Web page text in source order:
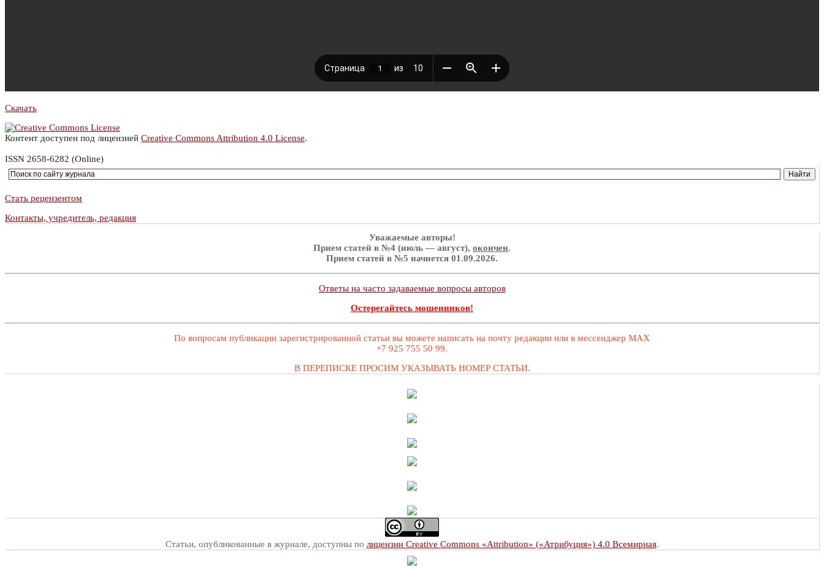
Скачать
Контент доступен под лицензией Creative Commons Attribution 4.0 License.
ISSN 2658-6282 (Online)
Стать рецензентом
Контакты, учредитель, редакция
Уважаемые авторы!
Прием статей в №4 (июль — август), окончен.
Прием статей в №5 начнется 01.09.2026.
Ответы на часто задаваемые вопросы авторов
Остерегайтесь мошенников!
По вопросам публикации зарегистрированной статьи вы можете написать на почту редакции или в мессенджер MAX
+7 925 755 50 99.
В ПЕРЕПИСКЕ ПРОСИМ УКАЗЫВАТЬ НОМЕР СТАТЬИ.
Статьи, опубликованные в журнале, доступны по лицензии Creative Commons «Attribution» («Атрибуция») 4.0 Всемирная.